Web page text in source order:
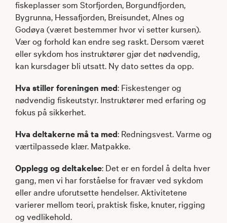
fiskeplasser som Storfjorden, Borgundfjorden,
Bygrunna, Hessafjorden, Breisundet, Alnes og
Godøya (været bestemmer hvor vi setter kursen).
Vær og forhold kan endre seg raskt. Dersom været
eller sykdom hos instruktører gjør det nødvendig,
kan kursdager bli utsatt. Ny dato settes da opp.
Hva stiller foreningen med: Fiskestenger og
nødvendig fiskeutstyr. Instruktører med erfaring og
fokus på sikkerhet.
Hva deltakerne må ta med: Redningsvest. Varme og
værtilpassede klær. Matpakke.
Opplegg og deltakelse: Det er en fordel å delta hver
gang, men vi har forståelse for fravær ved sykdom
eller andre uforutsette hendelser. Aktivitetene
varierer mellom teori, praktisk fiske, knuter, rigging
og vedlikehold.